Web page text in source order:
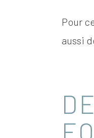
Pour
aussi